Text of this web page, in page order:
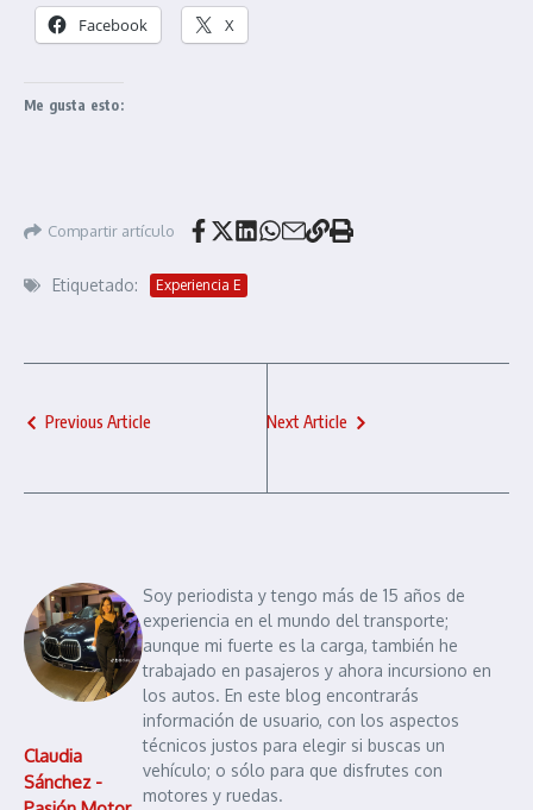
Facebook X
Me gusta esto:
Compartir artículo
Etiquetado: Experiencia E
Previous Article Next Article
Claudia
Sánchez -
Soy periodista y tengo más de 15 años de
experiencia en el mundo del transporte;
aunque mi fuerte es la carga, también he
trabajado en pasajeros y ahora incursiono en
los autos. En este blog encontrarás
información de usuario, con los aspectos
técnicos justos para elegir si buscas un
vehículo; o sólo para que disfrutes con
motores y ruedas.